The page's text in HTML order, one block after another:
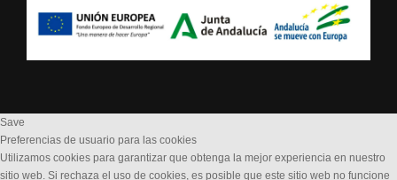
Save
Preferencias de usuario para las cookies
Utilizamos cookies para garantizar que obtenga la mejor experiencia en nuestro
sitio web. Si rechaza el uso de cookies, es posible que este sitio web no funcione